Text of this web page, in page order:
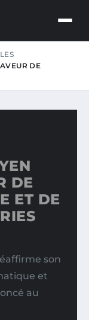
DE
DE
ET DE
son
et
au